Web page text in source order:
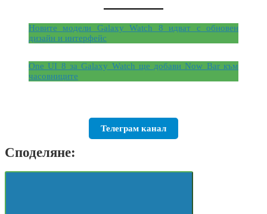
Новите модели Galaxy Watch 8 идват с обновен
дизайн и интерфейс
One UI 8 за Galaxy Watch ще добави Now Bar към
часовниците
Телеграм канал
Споделяне: